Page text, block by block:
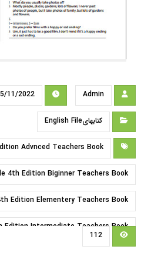
Admin
11/2022
کتابهایEnglish File
Advnced Teachers Book
4th Edition Biginner Teachers Book
Edition Elementery Teachers Book
Edition Intermediate Teachers Book
112